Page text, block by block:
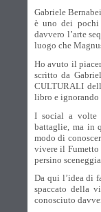
Gabriele
è uno dei pochi
davvero l’arte
luogo che
Ho avuto il
scritto da
CULTURALI
libro e ignorando
I social a volte
battaglie, ma in
modo di
vivere il Fumetto
persino
Da qui l’idea di
spaccato della
conosciuto